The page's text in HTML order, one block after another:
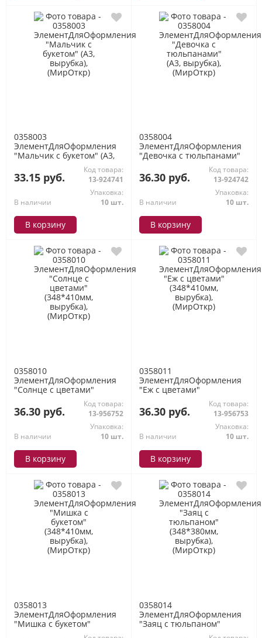
0358003
ЭлементДляОформления
"Мальчик с букетом" (А3,
вырубка), (МирОткр)
33.15 руб.
Код товара:
13-924741
В наличии
Упаковка:
10 шт.
В корзину
0358004
ЭлементДляОформления
"Девочка с тюльпанами"
(А3, вырубка), (МирОткр)
36.30 руб.
Код товара:
13-924742
В наличии
Упаковка:
10 шт.
В корзину
0358010
ЭлементДляОформления
"Солнце с цветами"
(348*410мм, вырубка),
(МирОткр)
36.30 руб.
Код товара:
13-956752
В наличии
Упаковка:
10 шт.
В корзину
0358011
ЭлементДляОформления
"Еж с цветами"
(348*410мм, вырубка),
(МирОткр)
36.30 руб.
Код товара:
13-956753
В наличии
Упаковка:
10 шт.
В корзину
0358013
ЭлементДляОформления
"Мишка с букетом"
(348*410мм, вырубка),
0358014
ЭлементДляОформления
"Заяц с тюльпаном"
(348*380мм, вырубка),